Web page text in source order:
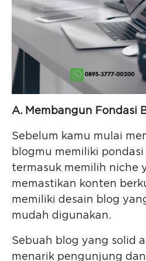
A. Membangun Fondasi
Sebelum kamu mulai
blogmu memiliki
termasuk memilih niche
memastikan konten
memiliki desain blog
mudah digunakan.
Sebuah blog yang solid
menarik pengunjung